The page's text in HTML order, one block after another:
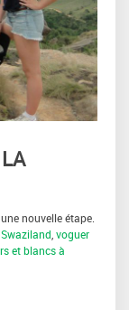
nouvelle étape.
voguer
et blancs à